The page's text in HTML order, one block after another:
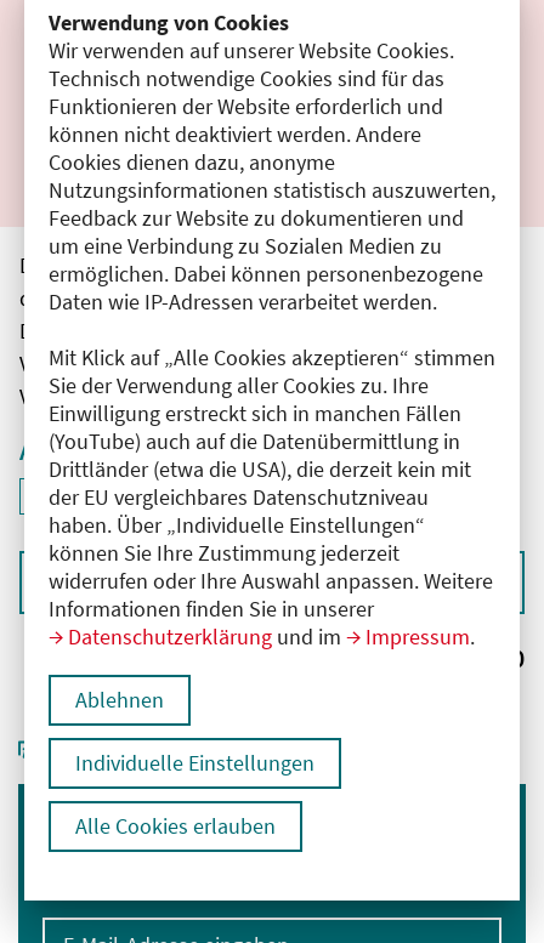
Verwendung von Cookies
Wir verwenden auf unserer Website Cookies.
Technisch notwendige Cookies sind für das
Funktionieren der Website erforderlich und
können nicht deaktiviert werden. Andere
Cookies dienen dazu, anonyme
Nutzungsinformationen statistisch auszuwerten,
Feedback zur Website zu dokumentieren und
um eine Verbindung zu Sozialen Medien zu
ermöglichen. Dabei können personenbezogene
Daten wie IP-Adressen verarbeitet werden.
Mit Klick auf „Alle Cookies akzeptieren“ stimmen
Sie der Verwendung aller Cookies zu. Ihre
Einwilligung erstreckt sich in manchen Fällen
(YouTube) auch auf die Datenübermittlung in
Drittländer (etwa die USA), die derzeit kein mit
der EU vergleichbares Datenschutzniveau
haben. Über „Individuelle Einstellungen“
können Sie Ihre Zustimmung jederzeit
widerrufen oder Ihre Auswahl anpassen. Weitere
Informationen finden Sie in unserer
Datenschutzerklärung und im Impressum.
Ablehnen
Individuelle Einstellungen
Alle Cookies erlauben
Filter zurücksetzen
Ergebnisse drucken
Die hier aufgeführten Veranstaltungen entsprechen
den unmittelbar vom Veranstalter getätigten Angaben.
Die Ärztekammer Berlin übernimmt keine
Verantwortung für den Inhalt, die Haftung obliegt dem
Veranstalter.
Aktive Filter
Filter
ID: ANT-2503955
deaktivieren und Suchergebnisse neu laden
Sortieren nach
Ergebnisse: 0
Immer informiert bleiben
E-Mail-Adresse eingeben